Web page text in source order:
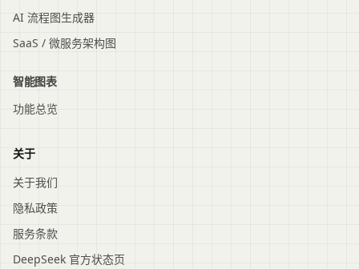
AI 流程图生成器
SaaS / 微服务架构图
智能图表
功能总览
关于
关于我们
隐私政策
服务条款
DeepSeek 官方状态页